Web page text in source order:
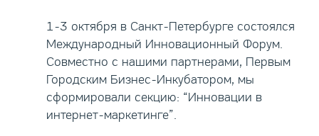
1-3 октября в Санкт-Петербурге состоялся
Международный Инновационный Форум.
Совместно с нашими партнерами, Первым
Городским Бизнес-Инкубатором, мы
сформировали секцию: “Инновации в
интернет-маркетинге”.